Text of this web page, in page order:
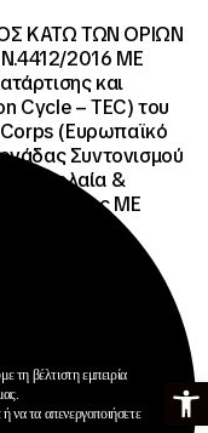
Ανοίξτε
ΚΑΤΩ ΤΩΝ ΟΡΙΩΝ
2016 ΜΕ
και
Cycle – TEC) του
(Ευρωπαϊκό
Συντονισμού
Νεολαία &
ΜΕ
61.935,48€
τη βέλτιστη εμπειρία
να τα απενεργοποιήσετε